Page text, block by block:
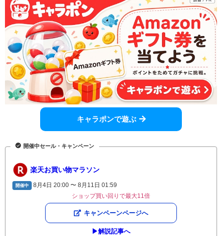
キャラポンで遊ぶ
開催中セール・キャンペーン
楽天お買い物マラソン
開催中
8月4日 20:00 〜 8月11日 01:59
ショップ買い回りで最大11倍
キャンペーンページへ
▶︎解説記事へ